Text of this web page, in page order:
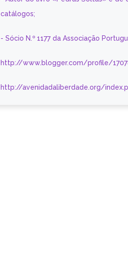
catálogos;
- Sócio N.º 1177 da Associação
http://www.blogger.com/profile/
http://avenidadaliberdade.org/